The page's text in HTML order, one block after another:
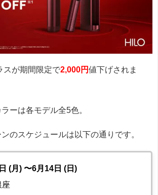
スが期間限定で2,000円値下げされま
ーは各モデル全5色。
のスケジュールは以下の通りです。
(月) 〜6月14日 (日)
座